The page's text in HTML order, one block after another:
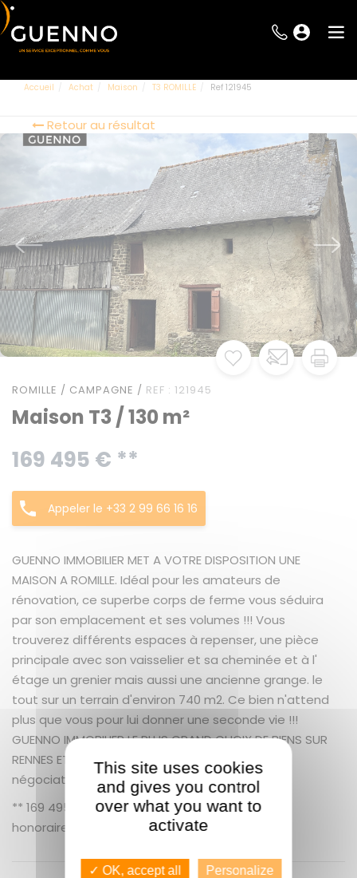
Accueil Achat Maison T3 ROMILLE Ref 121945
Retour au résultat
ROMILLE / CAMPAGNE / REF : 121945
Maison T3 / 130 m²
169 495 € **
Appeler le +33 2 99 66 16 16
GUENNO IMMOBILIER MET A VOTRE DISPOSITION UNE
MAISON A ROMILLE. Idéal pour les amateurs de
rénovation, ce superbe corps de ferme vous séduira
par son emplacement et ses volumes !!! Vous
trouverez différents espaces à repenser, une pièce
principale avec son vaisselier et sa cheminée et à l'
étage un grenier mais aussi une ancienne grange. le
tout sur un terrain d'environ 740 m2. Ce bien n'attend
plus que vous pour lui donner une seconde vie !!!
GUENNO IMMOBILIER LE PLUS GRAND CHOIX DE BIENS SUR
RENNES ET SA PERIPHERIE. + 5.93 % honoraires de
négociation TTC.
** 169 495 € honoraires inclus | 160 000 € hors
honoraires
Nos honoraires
This site uses cookies
and gives you control
over what you want to
activate
✓ OK, accept all Personalize